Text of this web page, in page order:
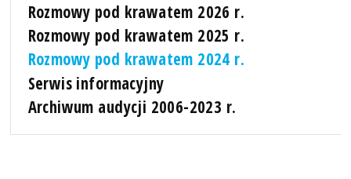
Rozmowy pod krawatem 2026 r.
Rozmowy pod krawatem 2025 r.
Rozmowy pod krawatem 2024 r.
Serwis informacyjny
Archiwum audycji 2006-2023 r.